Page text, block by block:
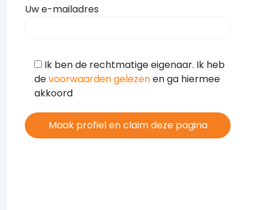
Uw e-mailadres
Ik ben de rechtmatige eigenaar. Ik heb
devoorwaarden gelezenen ga hiermee
akkoord